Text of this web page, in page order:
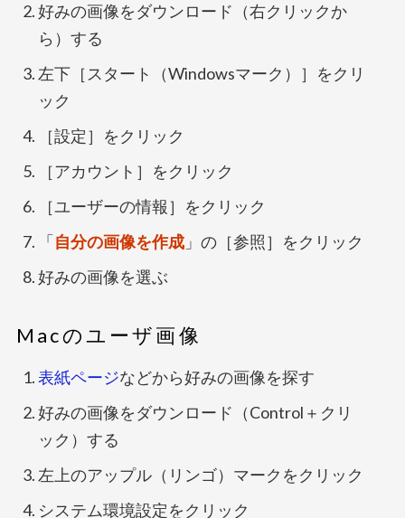
好みの画像をダウンロード（右クリックか
ら）する
左下［スタート（Windowsマーク）］をクリ
ック
［設定］をクリック
［アカウント］をクリック
［ユーザーの情報］をクリック
「自分の画像を作成」の［参照］をクリック
好みの画像を選ぶ
Macのユーザ画像
表紙ページなどから好みの画像を探す
好みの画像をダウンロード（Control＋クリ
ック）する
左上のアップル（リンゴ）マークをクリック
システム環境設定をクリック